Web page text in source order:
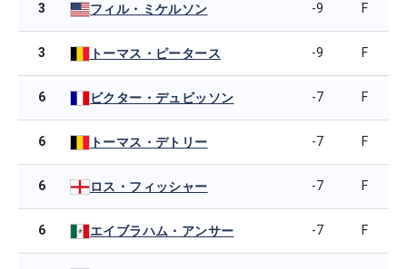
3 フィル・ミケルソン -9 F
3 トーマス・ピータース -9 F
6 ビクター・デュビッソン -7 F
6 トーマス・デトリー -7 F
6 ロス・フィッシャー -7 F
6 エイブラハム・アンサー -7 F